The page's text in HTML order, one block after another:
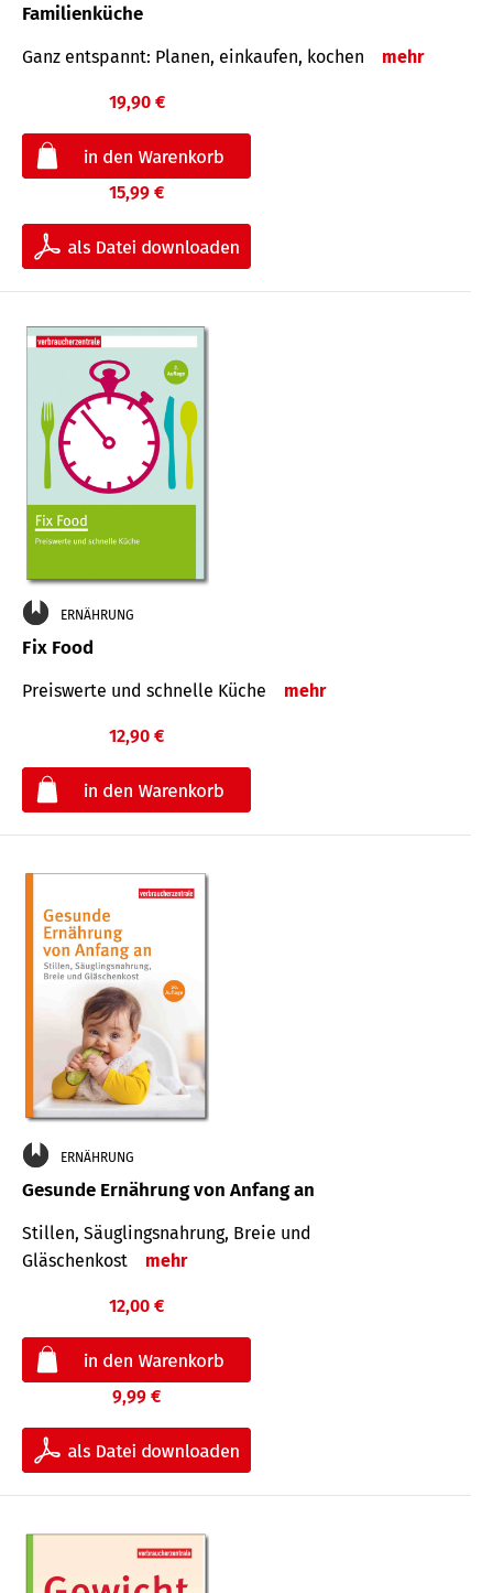
Familienküche
Ganz entspannt: Planen, einkaufen, kochen mehr
19,90 €
15,99 €
ERNÄHRUNG
Fix Food
Preiswerte und schnelle Küche mehr
12,90 €
ERNÄHRUNG
Gesunde Ernährung von Anfang an
Stillen, Säuglingsnahrung, Breie und
Gläschenkost
mehr
12,00 €
9,99 €